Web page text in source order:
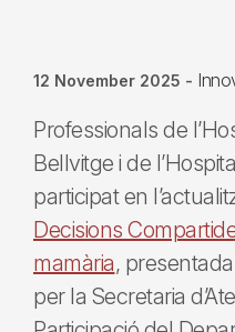
12 November 2025 -
Professionals de
Bellvitge i de
participat en
Decisions
mamària,
per la Secretaria